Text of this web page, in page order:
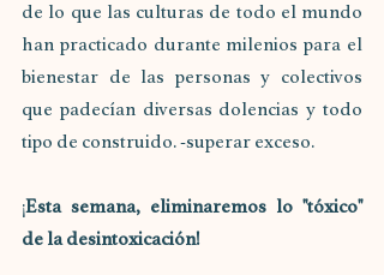
de lo que las culturas de todo el mundo
han practicado durante milenios para el
bienestar de las personas y colectivos
que padecían diversas dolencias y todo
tipo de construido. -superar exceso.
¡Esta semana, eliminaremos lo "tóxico"
de la desintoxicación!